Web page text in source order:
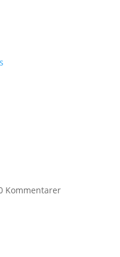
Kommentarer